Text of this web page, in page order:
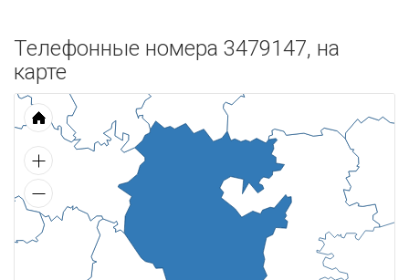
Телефонные номера 3479147, на
карте